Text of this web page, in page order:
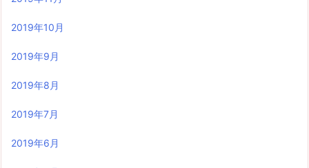
2019年10月
2019年9月
2019年8月
2019年7月
2019年6月